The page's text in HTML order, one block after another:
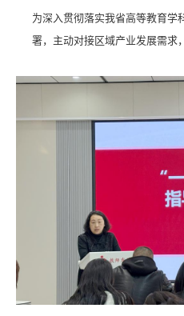
为深入贯彻落实我省高等教育学
署，主动对接区域产业发展需求
设置调整优化工作会议。会议由
郝丽娜及各专业负责人参加会议
业设置调整优化工作，围绕推动
同育人、构建特色鲜明的专业集